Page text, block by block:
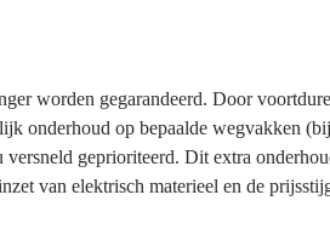
worden gegarandeerd. Door
onderhoud op bepaalde wegvakken
geprioriteerd. Dit extra
van elektrisch materieel en de